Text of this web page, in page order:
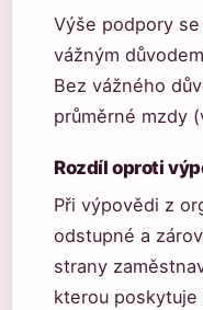
Výše podpory
vážným
Bez vážného
průměrné mzdy
Rozdíl oproti
Při výpovědi z
odstupné a
strany
kterou